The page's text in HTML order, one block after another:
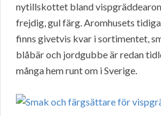
nytillskottet bland
frejdig, gul färg. Aromhusets
finns givetvis kvar i sortimentet,
blåbär och jordgubbe är redan
många hem runt om i Sverige.